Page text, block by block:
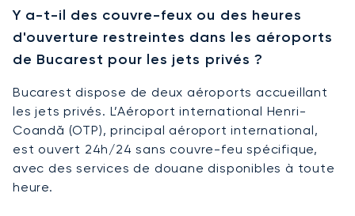
Y a-t-il des couvre-feux ou des heures
d'ouverture restreintes dans les aéroports
de Bucarest pour les jets privés ?
Bucarest dispose de deux aéroports accueillant
les jets privés. L’Aéroport international Henri-
Coandă (OTP), principal aéroport international,
est ouvert 24h/24 sans couvre-feu spécifique,
avec des services de douane disponibles à toute
heure.